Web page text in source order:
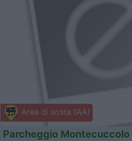
Area di sosta (AA)
Parcheggio Montecuccolo